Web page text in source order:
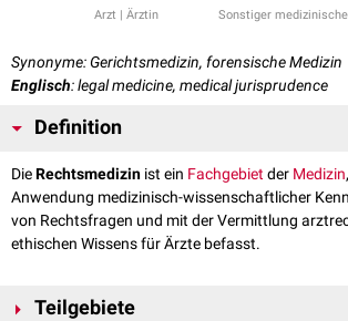
Arzt | Ärztin Sonstiger
Synonyme: Gerichtsmedizin, forensische Medizin
Englisch: legal medicine, medical jurisprudence
Definition
DieRechtsmedizin ist ein Fachgebietder Medizin
Anwendung medizinisch-wissenschaftlicher
von Rechtsfragen und mit der Vermittlung
ethischen Wissens für Ärzte befasst.
Teilgebiete